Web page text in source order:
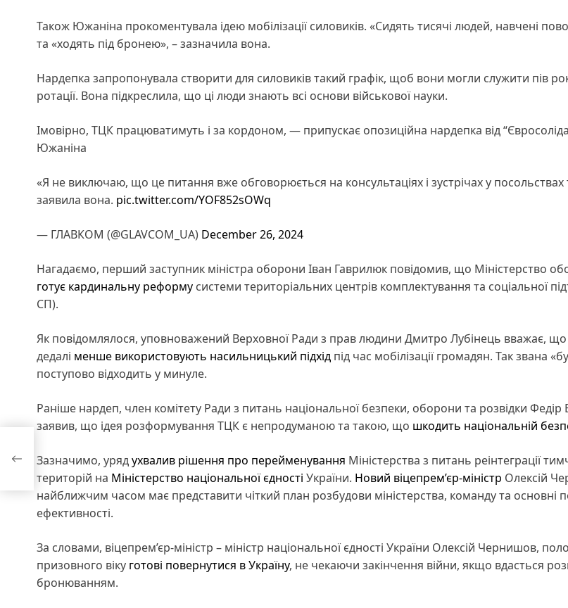
Також Южаніна прокоментувала ідею мобілізації силовиків. «Сидять тисячі людей, навчені
та «ходять під бронею», – зазначила вона.
Нардепка запропонувала створити для силовиків такий графік, щоб вони могли служити пів
ротації. Вона підкреслила, що ці люди знають всі основи військової науки.
Імовірно, ТЦК працюватимуть і за кордоном, — припускає опозиційна нардепка від
Южаніна
«Я не виключаю, що це питання вже обговорюється на консультаціях і зустрічах у посольствах
заявила вона. pic.twitter.com/YOF852sOWq
— ГЛАВКОМ (@GLAVCOM_UA) December 26, 2024
Нагадаємо, перший заступник міністра оборони Іван Гаврилюк повідомив, що Міністерство
готує кардинальну реформу системи територіальних центрів комплектування та соціальної
СП).
Як повідомлялося, уповноважений Верховної Ради з прав людини Дмитро Лубінець вважає,
дедалі менше використовують насильницький підхід під час мобілізації громадян. Так звана
поступово відходить у минуле.
Раніше нардеп, член комітету Ради з питань національної безпеки, оборони та розвідки Федір
заявив, що ідея розформування ТЦК є непродуманою та такою, що шкодить національній
Зазначимо, урядухвалив рішення про перейменування Міністерства з питань реінтеграції
територій на Міністерство національної єдності України. Новий віцепрем’єр-міністр Олексій
найближчим часом має представити чіткий план розбудови міністерства, команду та основні
ефективності.
За словами, віцепрем’єр-міністр – міністр національної єдності України Олексій Чернишов,
призовного віку готові повернутися в Україну, не чекаючи закінчення війни, якщо вдасться
бронюванням.